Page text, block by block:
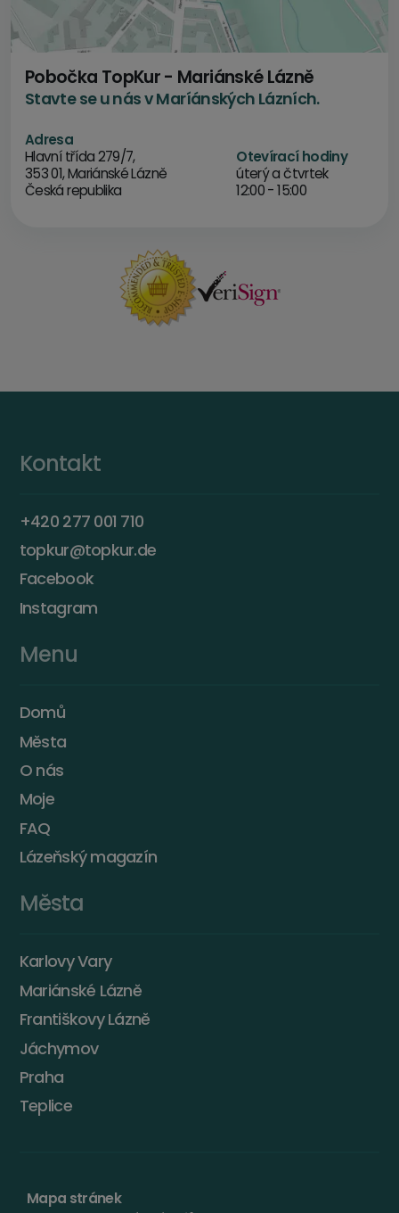
Pobočka TopKur - Mariánské Lázně
Stavte se u nás v Maríánských Lázních.
Adresa
Hlavní třída 279/7,
353 01, Mariánské Lázně
Česká republika
Otevírací hodiny
úterý a čtvrtek
12:00 - 15:00
Kontakt
+420 277 001 710
topkur@topkur.de
Facebook
Instagram
Menu
Domů
Města
O nás
Moje
FAQ
Lázeňský magazín
Města
Karlovy Vary
Mariánské Lázně
Františkovy Lázně
Jáchymov
Praha
Teplice
Mapa stránek